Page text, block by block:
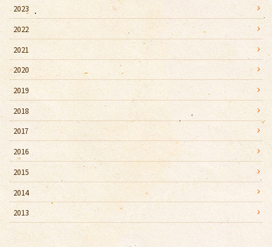
2023
2022
2021
2020
2019
2018
2017
2016
2015
2014
2013